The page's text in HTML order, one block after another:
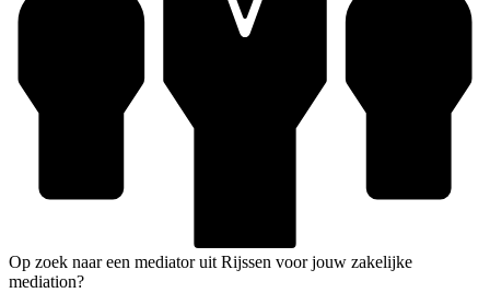
Op zoek naar een mediator uit Rijssen voor jouw zakelijke
mediation?